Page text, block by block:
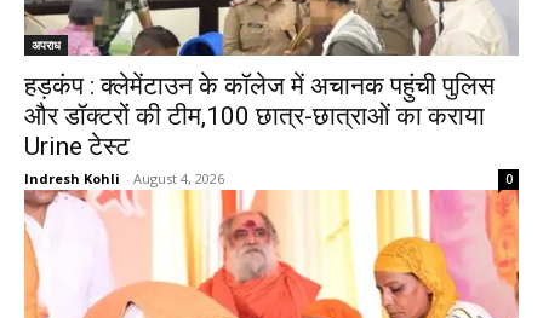
अपराध
हड़कंप : क्लेमेंटाउन के कॉलेज में अचानक पहुंची पुलिस
और डॉक्टरों की टीम,100 छात्र-छात्राओं का कराया
Urine टेस्ट
Indresh Kohli - August 4, 2026 0